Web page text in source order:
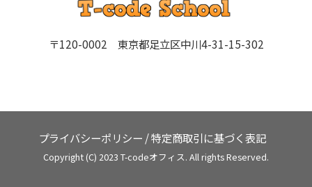
〒120-0002 東京都足立区中川4-31-15-302
プライバシーポリシー /特定商取引に基づく表記
Copyright (C) 2023 T-codeオフィス. All rights Reserved.